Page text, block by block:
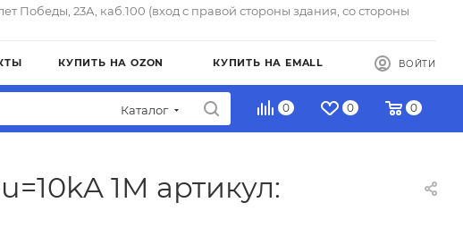
Победы, 23А, каб.100 (вход с правой стороны здания, со стороны
КУПИТЬ НА OZON КУПИТЬ НА EMALL ВОЙТИ
Каталог 0 0 0
1M артикул: